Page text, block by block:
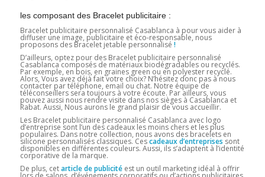
les composant des Bracelet publicitaire :
Bracelet publicitaire personnalisé Casablanca à pour vous aider à
diffuser une image, publicitaire et éco-responsable, nous
proposons des Bracelet jetable personnalisé !
D’ailleurs, optez pour des Bracelet publicitaire personnalisé
Casablanca composés de matériaux biodégradables ou recyclés.
Par exemple, en bois, en graines green ou en polyester recyclé.
Alors, Vous avez déjà fait votre choix? N’hésitez donc pas à nous
contacter par téléphone, email ou chat. Notre équipe de
téléconseillers sera toujours à votre écoute. Par ailleurs, vous
pouvez aussi nous rendre visite dans nos sièges à Casablanca et
Rabat. Aussi, Nous aurons le grand plaisir de vous accueillir.
Les Bracelet publicitaire personnalisé Casablanca avec logo
d’entreprise sont l’un des cadeaux les moins chers et les plus
populaires. Dans notre collection, nous avons des bracelets en
silicone personnalisés classiques. Cescadeaux d’entreprises sont
disponibles en différentes couleurs. Aussi, ils s’adaptent à l’identité
corporative de la marque.
De plus, cetarticle de publicitéest un outil marketing idéal à offrir